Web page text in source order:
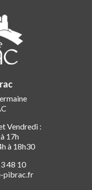
Vendredi :
17h
à 18h30
48 10
pibrac.fr